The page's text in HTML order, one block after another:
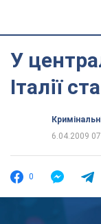
У
Італії
6.04.2009
0